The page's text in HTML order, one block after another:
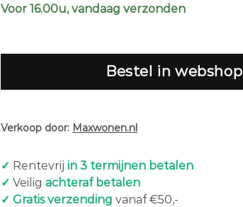
Voor 16.00u, vandaag verzonden
Bestel in webshop
Verkoop door: Maxwonen.nl
✓ Rentevrij in 3 termijnen betalen
✓ Veilig achteraf betalen
✓ Gratis verzending vanaf €50,-